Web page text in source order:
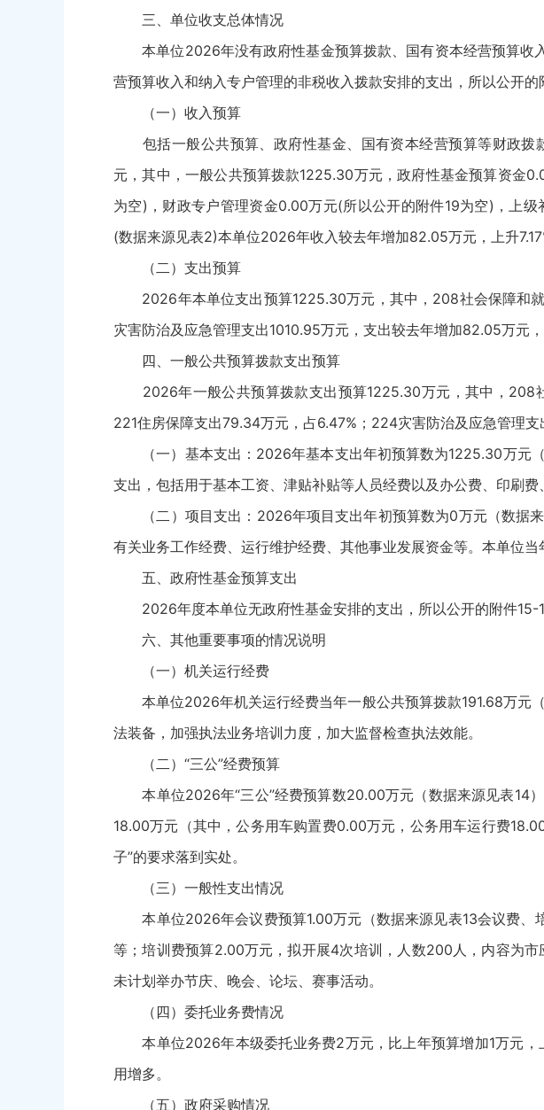
三、单位收支总体情况
本单位2026年没有政府性基金预算拨款、国有资本经营预算收
营预算收入和纳入专户管理的非税收入拨款安排的支出，所以公开的
（一）收入预算
包括一般公共预算、政府性基金、国有资本经营预算等财政拨
元，其中，一般公共预算拨款1225.30万元，政府性基金预算资金
为空)，财政专户管理资金0.00万元(所以公开的附件19为空)，上
(数据来源见表2)本单位2026年收入较去年增加82.05万元，上升
（二）支出预算
2026年本单位支出预算1225.30万元，其中，208社会保障和就
灾害防治及应急管理支出1010.95万元，支出较去年增加82.05万元
四、一般公共预算拨款支出预算
2026年一般公共预算拨款支出预算1225.30万元，其中，208社
221住房保障支出79.34万元，占6.47%；224灾害防治及应急管理
（一）基本支出：2026年基本支出年初预算数为1225.30万元
支出，包括用于基本工资、津贴补贴等人员经费以及办公费、印刷费
（二）项目支出：2026年项目支出年初预算数为0万元（数据
有关业务工作经费、运行维护经费、其他事业发展资金等。本单位当
五、政府性基金预算支出
2026年度本单位无政府性基金安排的支出，所以公开的附件15-
六、其他重要事项的情况说明
（一）机关运行经费
本单位2026年机关运行经费当年一般公共预算拨款191.68万元
法装备，加强执法业务培训力度，加大监督检查执法效能。
（二）“三公”经费预算
本单位2026年“三公”经费预算数20.00万元（数据来源见表14
18.00万元（其中，公务用车购置费0.00万元，公务用车运行费
子”的要求落到实处。
（三）一般性支出情况
本单位2026年会议费预算1.00万元（数据来源见表13会议费、
等；培训费预算2.00万元，拟开展4次培训，人数200人，内容为
未计划举办节庆、晚会、论坛、赛事活动。
（四）委托业务费情况
本单位2026年本级委托业务费2万元，比上年预算增加1万元，
用增多。
（五）政府采购情况